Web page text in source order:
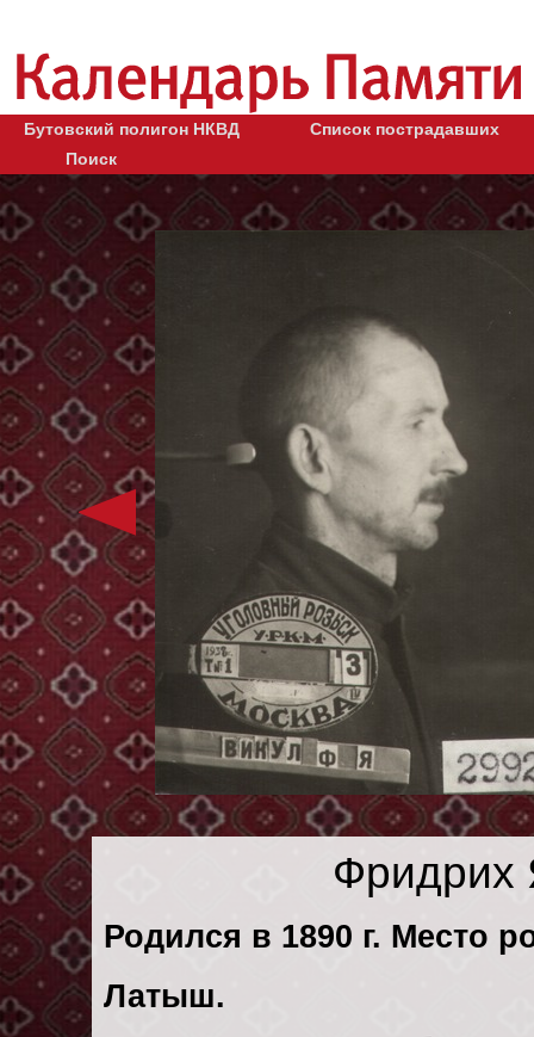
Бутовский полигон НКВД
Список пострадавших
Поиск
Фридрих
Родился в 1890 г. Место
Латыш.